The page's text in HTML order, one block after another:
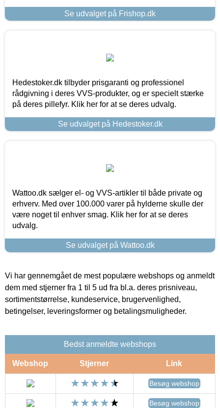
Se udvalget på Frishop.dk
Hedestoker.dk tilbyder prisgaranti og professionel
rådgivning i deres VVS-produkter, og er specielt stærke
på deres pillefyr. Klik her for at se deres udvalg.
Se udvalget på Hedestoker.dk
Wattoo.dk sælger el- og VVS-artikler til både private og
erhverv. Med over 100.000 varer på hylderne skulle der
være noget til enhver smag. Klik her for at se deres
udvalg.
Se udvalget på Wattoo.dk
Vi har gennemgået de mest populære webshops og anmeldt
dem med stjerner fra 1 til 5 ud fra bl.a. deres prisniveau,
sortimentstørrelse, kundeservice, brugervenlighed,
betingelser, leveringsformer og betalingsmuligheder.
Bedst anmeldte webshops
Webshop Stjerner Link
Besøg webshop
Besøg webshop